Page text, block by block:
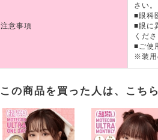
注意事項
さい。
■眼科
■眼に
くださ
■ご使
※装用
この商品を買った人は、こち